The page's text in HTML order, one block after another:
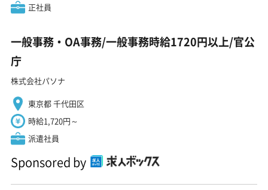
正社員
一般事務・OA事務/一般事務時給1720円以上/官公
庁
株式会社パソナ
東京都 千代田区
時給1,720円～
派遣社員
Sponsored by